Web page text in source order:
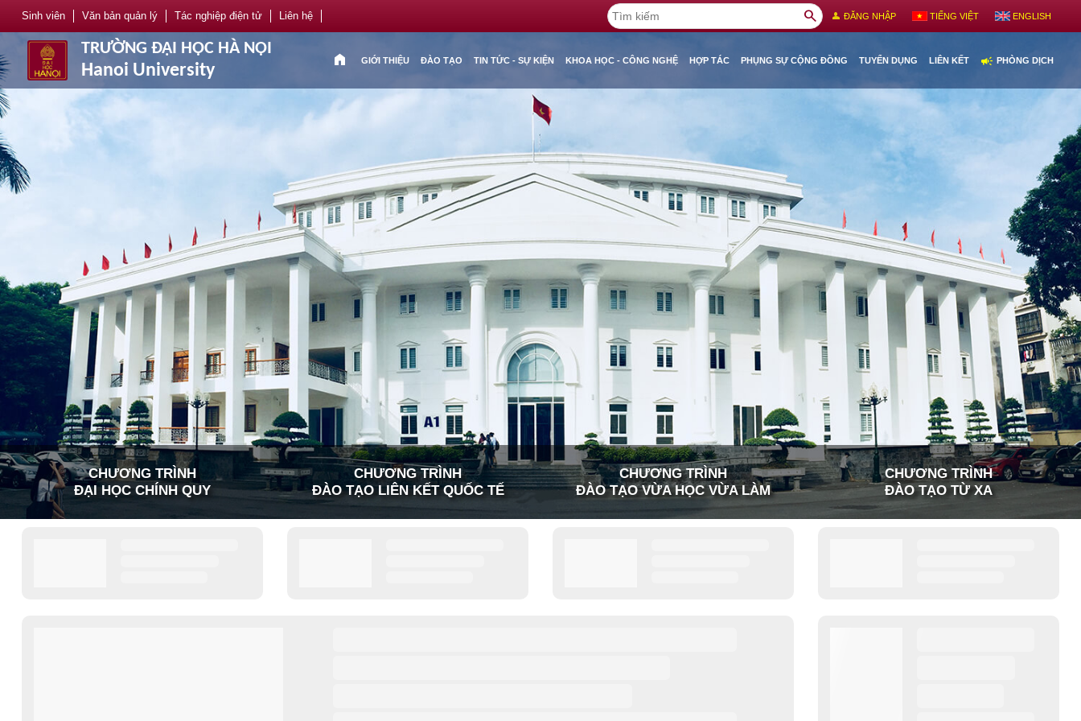
Sinh viên Văn bản quản lý Tác nghiệp điện tử Liên hệ search person ĐĂNG NHẬP TIẾNG VIỆT ENGLISH
TRƯỜNG ĐẠI HỌC HÀ NỘI
Hanoi University
home GIỚI THIỆU ĐÀO TẠO TIN TỨC - SỰ KIỆN KHOA HỌC - CÔNG NGHỆ HỢP TÁC PHỤNG SỰ CỘNG ĐỒNG TUYỂN DỤNG LIÊN KẾT campaign PHÒNG DỊCH
CHƯƠNG TRÌNH
ĐẠI HỌC CHÍNH QUY
CHƯƠNG TRÌNH
ĐÀO TẠO LIÊN KẾT QUỐC TẾ
CHƯƠNG TRÌNH
ĐÀO TẠO VỪA HỌC VỪA LÀM
CHƯƠNG TRÌNH
ĐÀO TẠO TỪ XA